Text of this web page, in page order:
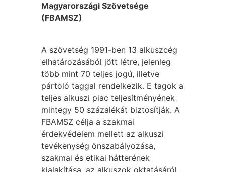
Magyarországi Szövetsége
(FBAMSZ)
A szövetség 1991-ben 13 alkuszcég
elhatározásából jött létre, jelenleg
több mint 70 teljes jogú, illetve
pártoló taggal rendelkezik. E tagok a
teljes alkuszi piac teljesítményének
mintegy 50 százalékát biztosítják. A
FBAMSZ célja a szakmai
érdekvédelem mellett az alkuszi
tevékenység önszabályozása,
szakmai és etikai hátterének